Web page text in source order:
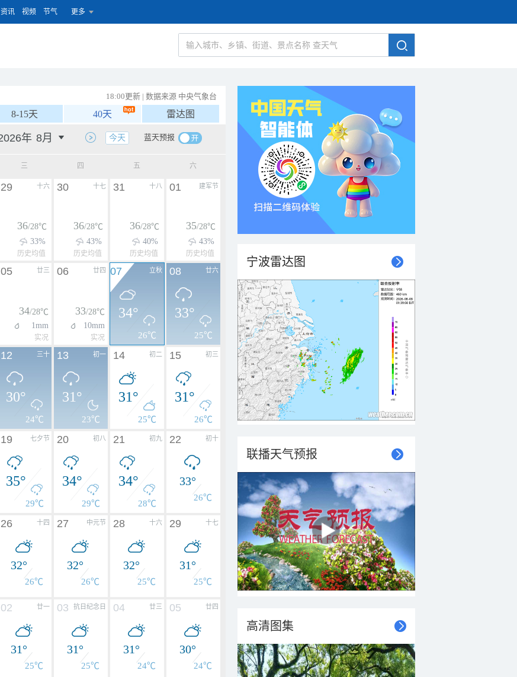
资讯 视频 节气 更多
18:00更新 | 数据来源 中央气象台
8-15天 40天 雷达图
蓝天预报
今天
三 四 五 六
十六
29
36/28℃
33%
历史均值
十七
30
36/28℃
43%
历史均值
十八
31
36/28℃
40%
历史均值
建军节
01
35/28℃
43%
历史均值
廿三
05
34/28℃
1mm
实况
廿四
06
33/28℃
10mm
实况
立秋
07
34°
26℃
廿六
08
33°
25℃
三十
12
30°
24℃
初一
13
31°
23℃
初二
14
31°
25℃
初三
15
31°
26℃
七夕节
19
35°
29℃
初八
20
34°
29℃
初九
21
34°
28℃
初十
22
33°
26℃
十四
26
32°
26℃
中元节
27
32°
26℃
十六
28
32°
25℃
十七
29
31°
25℃
廿一
02
31°
25℃
抗日纪念日
03
31°
25℃
廿三
04
31°
24℃
廿四
05
30°
24℃
宁波雷达图
联播天气预报
高清图集